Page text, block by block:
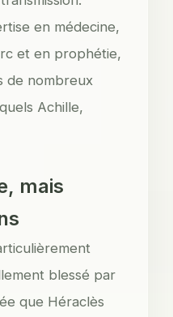
en médecine,
et en prophétie,
de nombreux
Achille,
mais
blessé par
que Héraclès